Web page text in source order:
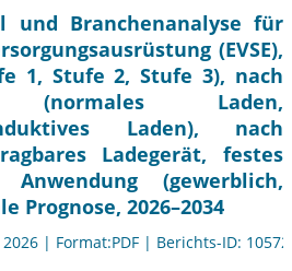
und Branchenanalyse für
(EVSE),
1, Stufe 2, Stufe 3), nach
(normales Laden,
Laden), nach
Ladegerät, festes
(gewerblich,
Prognose, 2026–2034
| Format:PDF | Berichts-ID: